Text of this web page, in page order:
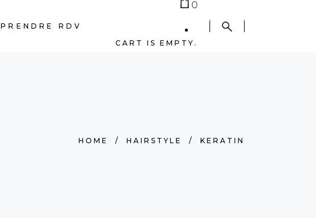
PRENDRE RDV
0
CART IS EMPTY.
HOME / HAIRSTYLE / KERATIN